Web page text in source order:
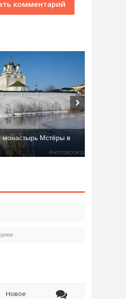
монастырь Мстёры в
Новое